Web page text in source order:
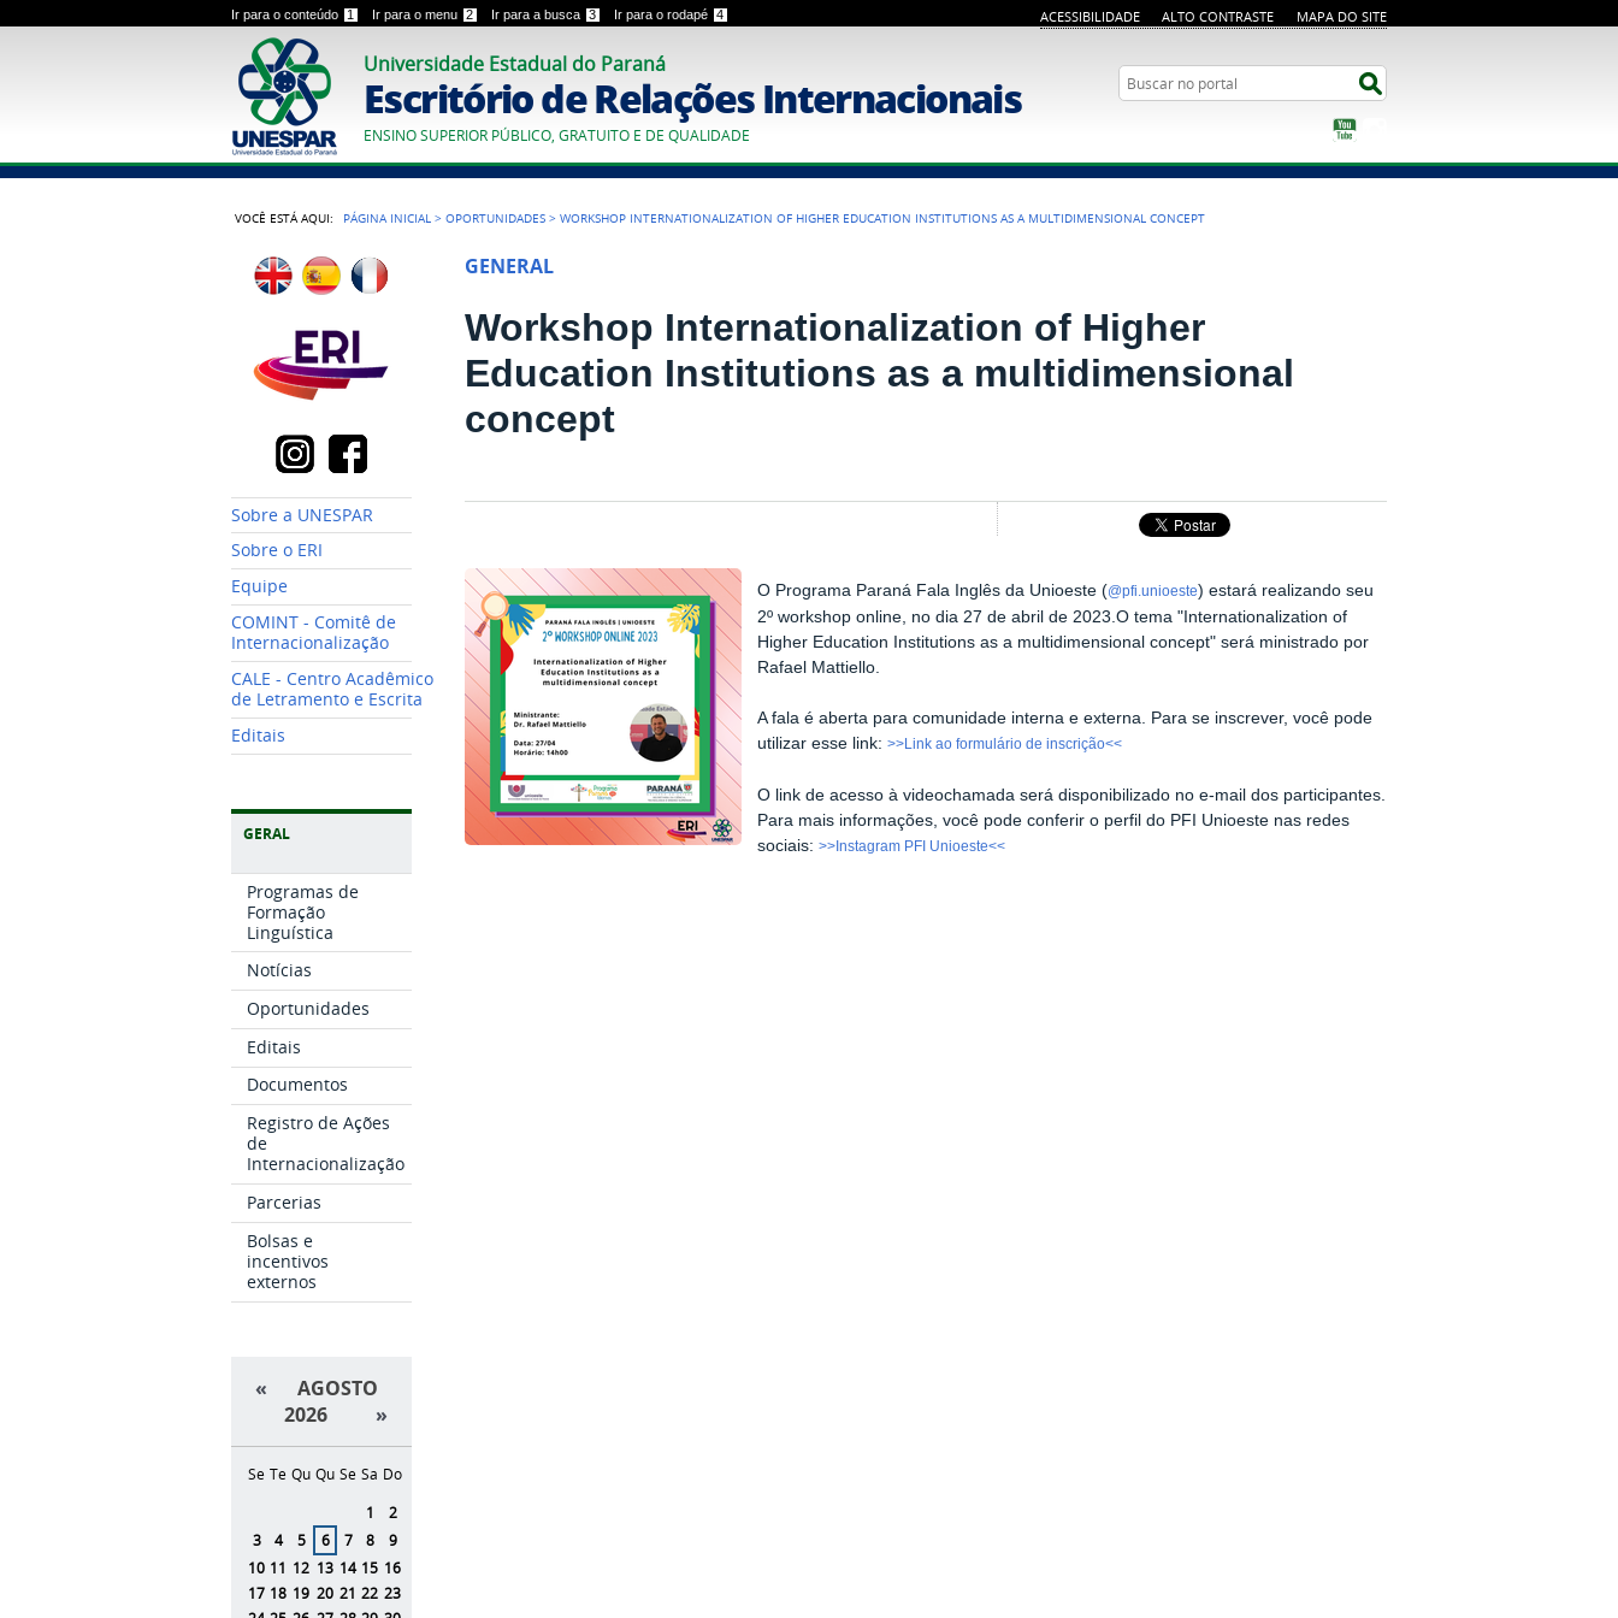
Ir para o conteúdo 1 Ir para o menu 2 Ir para a busca 3 Ir para o rodapé 4 ACESSIBILIDADE ALTO CONTRASTE MAPA DO SITE
Universidade Estadual do Paraná
Escritório de Relações Internacionais
ENSINO SUPERIOR PÚBLICO, GRATUITO E DE QUALIDADE
Busca
VOCÊ ESTÁ AQUI: PÁGINA INICIAL >OPORTUNIDADES >WORKSHOP INTERNATIONALIZATION OF HIGHER EDUCATION INSTITUTIONS AS A MULTIDIMENSIONAL CONCEPT
Sobre a UNESPAR
Sobre o ERI
Equipe
COMINT - Comitê de
Internacionalização
CALE - Centro Acadêmico
de Letramento e Escrita
Editais
GERAL
Programas de
Formação
Linguística
Notícias
Oportunidades
Editais
Documentos
Registro de Ações
de
Internacionalização
Parcerias
Bolsas e
incentivos
externos
«
AGOSTO
2026
»
Se Te Qu Qu Se Sa Do
1
2
3
4 5 6 7 8
9
10 11 12 13 14 15 16
17 18 19 20 21 22 23
GENERAL
Workshop Internationalization of Higher
Education Institutions as a multidimensional
concept
O Programa Paraná Fala Inglês da Unioeste (@pfi.unioeste) estará realizando seu
2º workshop online, no dia 27 de abril de 2023.O tema "Internationalization of
Higher Education Institutions as a multidimensional concept" será ministrado por
Rafael Mattiello.
A fala é aberta para comunidade interna e externa. Para se inscrever, você pode
utilizar esse link: >>Link ao formulário de inscrição<<
O link de acesso à videochamada será disponibilizado no e-mail dos participantes.
Para mais informações, você pode conferir o perfil do PFI Unioeste nas redes
sociais: >>Instagram PFI Unioeste<<